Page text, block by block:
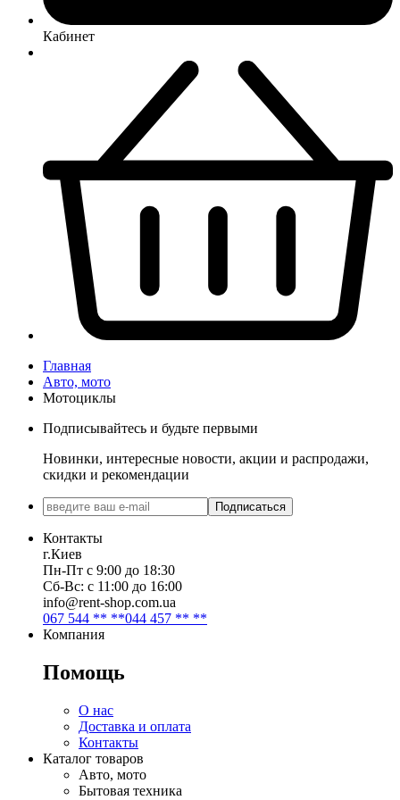
Кабинет
Главная
Авто, мото
Мотоциклы
Подписывайтесь и будьте первыми
Новинки, интересные новости, акции и распродажи,
скидки и рекомендации
Подписаться
Контакты
г.Киев
Пн-Пт с 9:00 до 18:30
Сб-Вс: с 11:00 до 16:00
info@rent-shop.com.ua
067 544 ** **044 457 ** **
Компания
Помощь
О нас
Доставка и оплата
Контакты
Каталог товаров
Авто, мото
Бытовая техника